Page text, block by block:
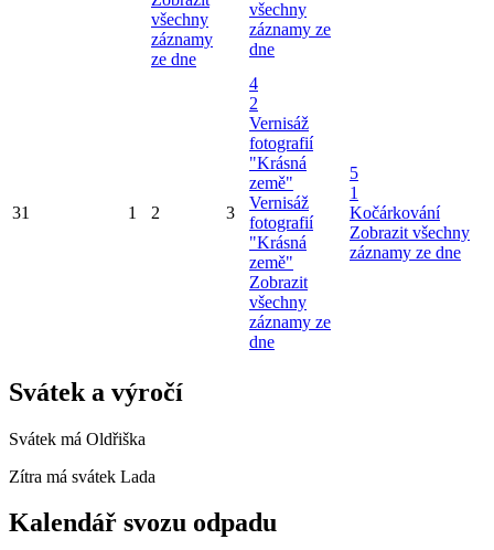
všechny
záznamy
ze dne
všechny
záznamy ze
dne
31 1 2 3
4
2
Vernisáž
fotografií
"Krásná
země"
Vernisáž
fotografií
"Krásná
země"
Zobrazit
všechny
záznamy ze
dne
5
1
Kočárkování
Zobrazit všechny
záznamy ze dne
Svátek a výročí
Svátek má Oldřiška
Zítra má svátek Lada
Kalendář svozu odpadu